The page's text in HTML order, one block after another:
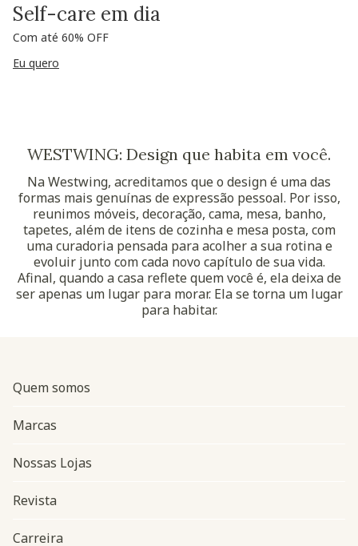
Self-care em dia
Com até 60% OFF
Eu quero
WESTWING: Design que habita em você.
Na Westwing, acreditamos que o design é uma das
formas mais genuínas de expressão pessoal. Por isso,
reunimos móveis, decoração, cama, mesa, banho,
tapetes, além de itens de cozinha e mesa posta, com
uma curadoria pensada para acolher a sua rotina e
evoluir junto com cada novo capítulo de sua vida.
Afinal, quando a casa reflete quem você é, ela deixa de
ser apenas um lugar para morar. Ela se torna um lugar
para habitar.
Quem somos
Marcas
Nossas Lojas
Revista
Carreira